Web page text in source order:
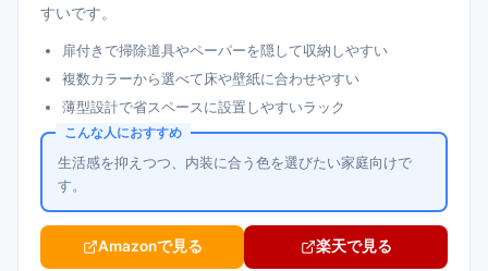
すいです。
扉付きで掃除道具やペーパーを隠して収納しやすい
複数カラーから選べて床や壁紙に合わせやすい
薄型設計で省スペースに設置しやすいラック
こんな人におすすめ
生活感を抑えつつ、内装に合う色を選びたい家庭向けで
す。
Amazonで見る 楽天で見る